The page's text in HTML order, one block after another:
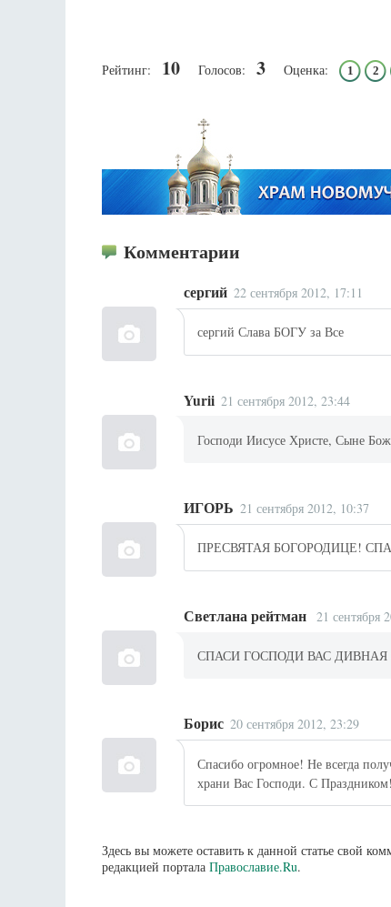
Рейтинг: 10 Голосов: 3 Оценка: 1 2
Комментарии
сергий 22 сентября 2012, 17:11
сергий Слава БОГУ за Все
Yurii 21 сентября 2012, 23:44
Господи Иисусе Христе, Сыне
ИГОРЬ 21 сентября 2012, 10:37
ПРЕСВЯТАЯ БОГОРОДИЦЕ!
Светлана рейтман 21 сентября
СПАСИ ГОСПОДИ ВАС ДИВНАЯ
Борис 20 сентября 2012, 23:29
Спасибо огромное! Не всегда
храни Вас Господи. С Праздником!
Здесь вы можете оставить к данной статье свой
редакцией портала Православие.Ru.